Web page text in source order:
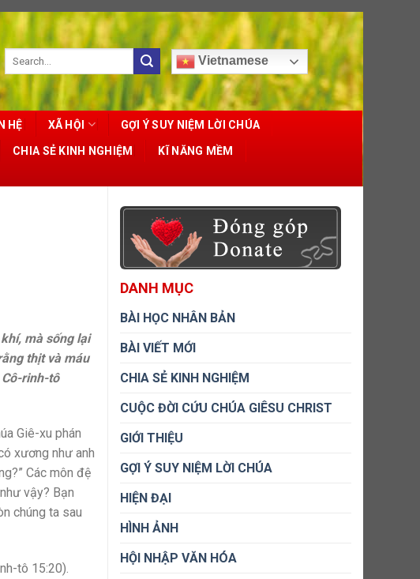
Vietnamese
HỆ XÃ HỘI GỢI Ý SUY NIỆM LỜI CHÚA
CHIA SẺ KINH NGHIỆM
KĨ NĂNG MỀM
mà sống lại
thịt và máu
rinh-tô
Giê-xu phán
xương như anh
Các môn đệ
vậy? Bạn
chúng ta sau
tô 15:20).
DANH MỤC
BÀI HỌC NHÂN BẢN
BÀI VIẾT MỚI
CHIA SẺ KINH NGHIỆM
CUỘC ĐỜI CỨU CHÚA GIÊSU CHRIST
GIỚI THIỆU
GỢI Ý SUY NIỆM LỜI CHÚA
HIỆN ĐẠI
HÌNH ẢNH
HỘI NHẬP VĂN HÓA